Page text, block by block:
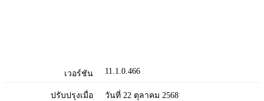
เวอร์ชัน 11.1.0.466
ปรับปรุงเมื่อ วันที่ 22 ตุลาคม 2568